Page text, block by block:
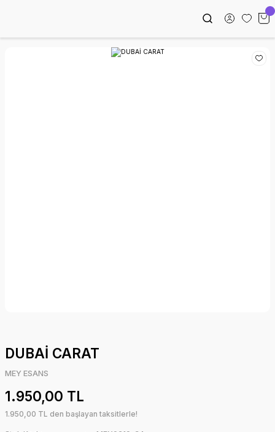
DUBAİ CARAT
MEY ESANS
1.950,00 TL
1.950,00 TL den başlayan taksitlerle!